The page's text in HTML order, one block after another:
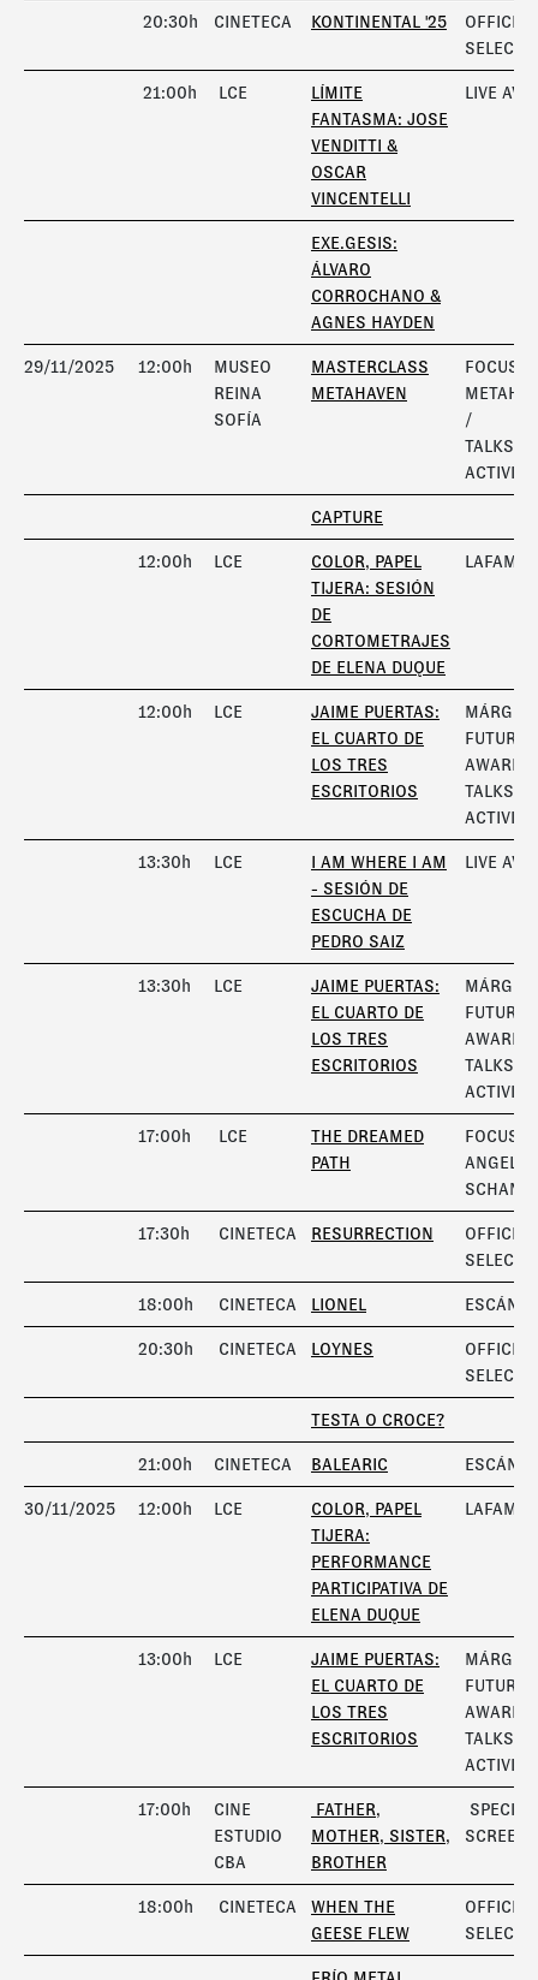
20:30h CINETECA KONTINENTAL '25
OFFICIAL
21:00h LCE
LÍMITE
FANTASMA: JOSE
VENDITTI &
OSCAR
VINCENTELLI
LIVE AV
EXE.GESIS:
ÁLVARO
CORROCHANO &
AGNES HAYDEN
29/11/2025 12:00h
MUSEO
REINA
SOFÍA
MASTERCLASS
METAHAVEN
FOCUS
/
TALKS
CAPTURE
12:00h LCE
COLOR, PAPEL
TIJERA: SESIÓN
DE
CORTOMETRAJES
DE ELENA DUQUE
LAFAMILY
12:00h LCE
JAIME PUERTAS:
EL CUARTO DE
LOS TRES
ESCRITORIOS
FUTURA
AWARD /
TALKS
13:30h LCE
I AM WHERE I AM
- SESIÓN DE
ESCUCHA DE
PEDRO SAIZ
LIVE AV
13:30h LCE
JAIME PUERTAS:
EL CUARTO DE
LOS TRES
ESCRITORIOS
FUTURA
AWARD /
TALKS
17:00h LCE
THE DREAMED
PATH
FOCUS
ANGELA
17:30h CINETECA RESURRECTION
OFFICIAL
18:00h CINETECA LIONEL ESCÁNER
20:30h CINETECA LOYNES
OFFICIAL
TESTA O CROCE?
21:00h CINETECA BALEARIC ESCÁNER
30/11/2025 12:00h LCE
COLOR, PAPEL
TIJERA:
PERFORMANCE
PARTICIPATIVA DE
ELENA DUQUE
LAFAMILY
13:00h LCE
JAIME PUERTAS:
EL CUARTO DE
LOS TRES
ESCRITORIOS
FUTURA
AWARD /
TALKS
17:00h
CINE
ESTUDIO
CBA
FATHER,
MOTHER, SISTER,
BROTHER
SPECIAL
18:00h CINETECA
WHEN THE
GEESE FLEW
OFFICIAL